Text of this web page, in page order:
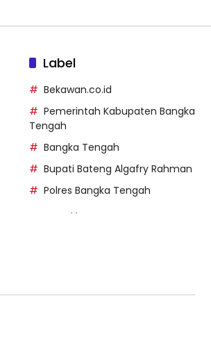
Label
Bekawan.co.id
Pemerintah Kabupaten Bangka
Tengah
Bangka Tengah
Bupati Bateng Algafry Rahman
Polres Bangka Tengah
d/